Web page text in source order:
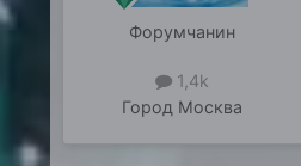
Форумчанин
1,4k
Город Москва